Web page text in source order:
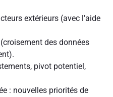
extérieurs (avec l’aide
des données
pivot potentiel,
: nouvelles priorités de